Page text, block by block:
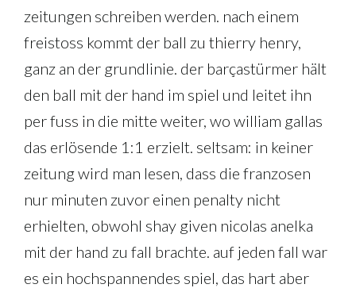
zeitungen schreiben werden. nach einem
freistoss kommt der ball zu thierry henry,
ganz an der grundlinie. der barçastürmer hält
den ball mit der hand im spiel und leitet ihn
per fuss in die mitte weiter, wo william gallas
das erlösende 1:1 erzielt. seltsam: in keiner
zeitung wird man lesen, dass die franzosen
nur minuten zuvor einen penalty nicht
erhielten, obwohl shay given nicolas anelka
mit der hand zu fall brachte. auf jeden fall war
es ein hochspannendes spiel, das hart aber